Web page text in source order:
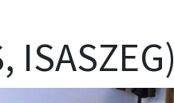
ISASZEG)